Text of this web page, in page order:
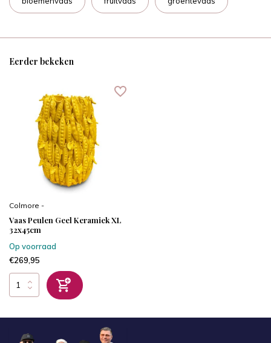
Eerder bekeken
Colmore -
Vaas Peulen Geel Keramiek XL
32x45cm
Op voorraad
€269,95